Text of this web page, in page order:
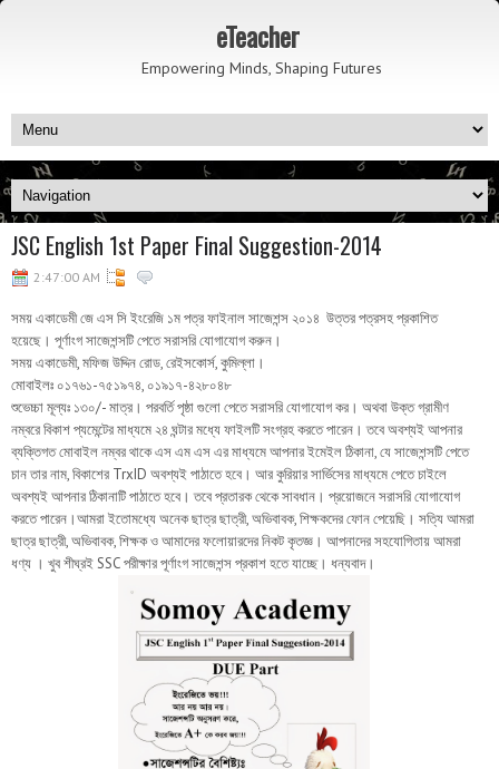
eTeacher
Empowering Minds, Shaping Futures
JSC English 1st Paper Final Suggestion-2014
2:47:00 AM
সময় একাডেমী জে এস সি ইংরেজি ১ম পত্র ফাইনাল সাজেশন্স ২০১৪ উত্তর পত্রসহ প্রকাশিত
হয়েছে। পূর্ণাংগ সাজেশন্সটি পেতে সরাসরি যোগাযোগ করুন।
সময় একাডেমী, মফিজ উদ্দিন রোড, রেইসকোর্স, কুমিল্লা।
মোবাইলঃ ০১৭৬১-৭৫১৯৭৪, ০১৯১৭-৪২৮০৪৮
শুভেচ্চা মূল্যঃ ১৩০/- মাত্র। পরবর্তি পৃষ্ঠা গুলো পেতে সরাসরি যোগাযোগ কর। অথবা উক্ত গ্রামীণ
নম্বরে বিকাশ প্যমেন্টের মাধ্যমে ২৪ ঘন্টার মধ্যে ফাইলটি সংগ্রহ করতে পারেন। তবে অবশ্যই আপনার
ব্যক্তিগত মোবাইল নম্বর থাকে এস এম এস এর মাধ্যমে আপনার ইমেইল ঠিকানা, যে সাজেশন্সটি পেতে
চান তার নাম, বিকাশের TrxID অবশ্যই পাঠাতে হবে। আর কুরিয়ার সার্ভিসের মাধ্যমে পেতে চাইলে
অবশ্যই আপনার ঠিকানাটি পাঠাতে হবে। তবে প্রতারক থেকে সাবধান। প্রয়োজনে সরাসরি যোগাযোগ
করতে পারেন।আমরা ইতোমধ্যে অনেক ছাত্র ছাত্রী, অভিবাবক, শিক্ষকদের ফোন পেয়েছি। সত্যি আমরা
ছাত্র ছাত্রী, অভিবাবক, শিক্ষক ও আমাদের ফলোয়ারদের নিকট কৃতজ্ঞ। আপনাদের সহযোগিতায় আমরা
ধণ্য । খুব শীঘ্রই SSC পরীক্ষার পূর্ণাংগ সাজেশন্স প্রকাশ হতে যাচ্ছে। ধন্যবাদ।